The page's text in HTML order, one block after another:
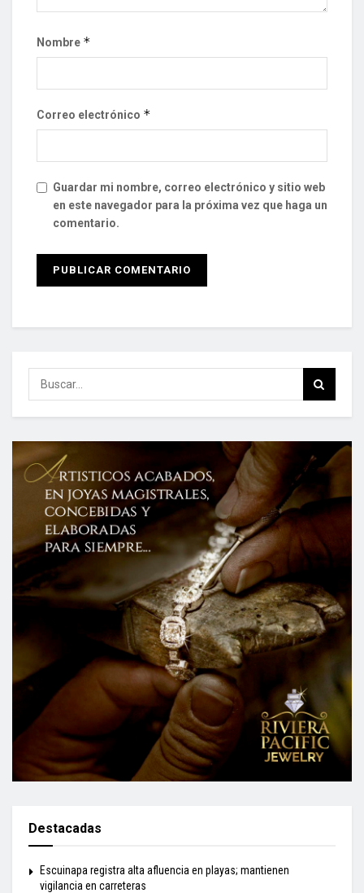
Nombre *
Correo electrónico *
Guardar mi nombre, correo electrónico y sitio web
en este navegador para la próxima vez que haga un
comentario.
Destacadas
Escuinapa registra alta afluencia en playas; mantienen
vigilancia en carreteras